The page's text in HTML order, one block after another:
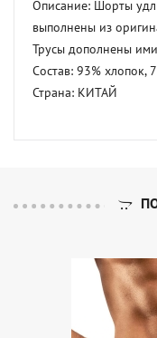
Описание: Шорты
выполнены из
Трусы дополнены
Состав: 93% хлопок,
Страна: КИТАЙ